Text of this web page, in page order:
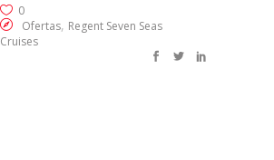
0
Ofertas, Regent Seven Seas
Cruises